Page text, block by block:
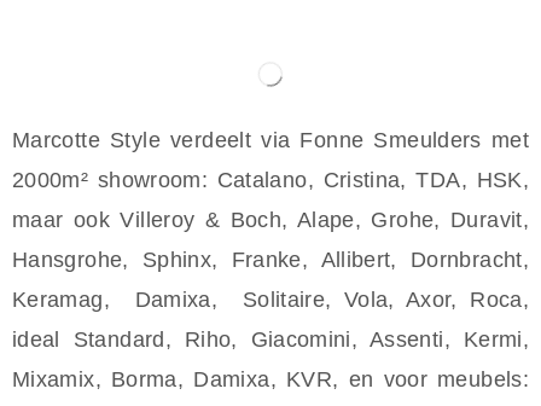
Marcotte Style verdeelt via Fonne Smeulders met
2000m² showroom: Catalano, Cristina, TDA, HSK,
maar ook Villeroy & Boch, Alape, Grohe, Duravit,
Hansgrohe, Sphinx, Franke, Allibert, Dornbracht,
Keramag, Damixa, Solitaire, Vola, Axor, Roca,
ideal Standard, Riho, Giacomini, Assenti, Kermi,
Mixamix, Borma, Damixa, KVR, en voor meubels: